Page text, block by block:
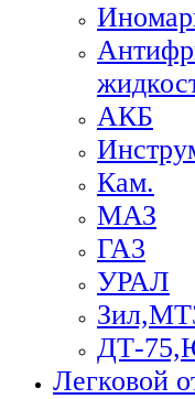
АКБ
Кам.
МАЗ
ГА3
УРАЛ
ДТ-
Легковой